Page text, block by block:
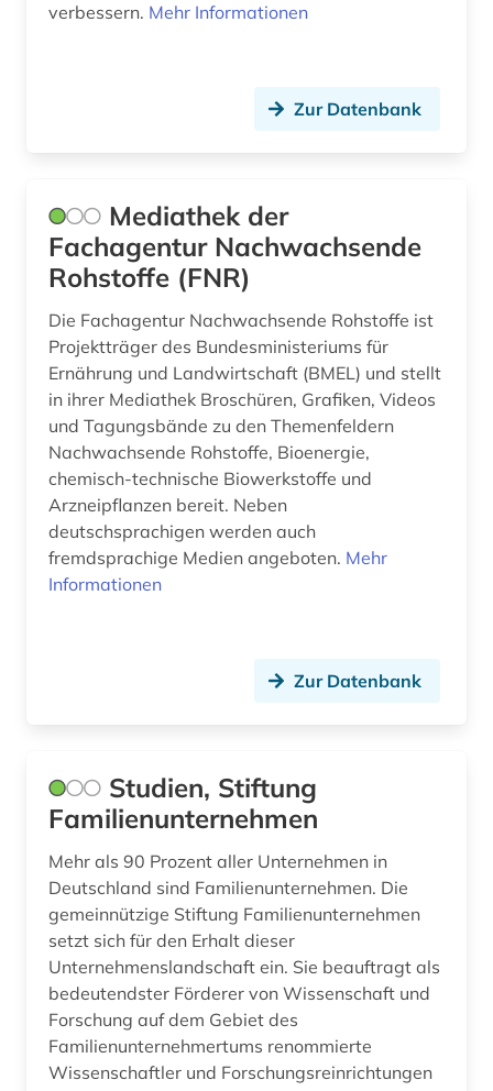
verbessern. Mehr Informationen
Zur Datenbank
Mediathek der
Fachagentur Nachwachsende
Rohstoffe (FNR)
Die Fachagentur Nachwachsende Rohstoffe ist
Projektträger des Bundesministeriums für
Ernährung und Landwirtschaft (BMEL) und stellt
in ihrer Mediathek Broschüren, Grafiken, Videos
und Tagungsbände zu den Themenfeldern
Nachwachsende Rohstoffe, Bioenergie,
chemisch-technische Biowerkstoffe und
Arzneipflanzen bereit. Neben
deutschsprachigen werden auch
fremdsprachige Medien angeboten. Mehr
Informationen
Zur Datenbank
Studien, Stiftung
Familienunternehmen
Mehr als 90 Prozent aller Unternehmen in
Deutschland sind Familienunternehmen. Die
gemeinnützige Stiftung Familienunternehmen
setzt sich für den Erhalt dieser
Unternehmenslandschaft ein. Sie beauftragt als
bedeutendster Förderer von Wissenschaft und
Forschung auf dem Gebiet des
Familienunternehmertums renommierte
Wissenschaftler und Forschungsreinrichtungen